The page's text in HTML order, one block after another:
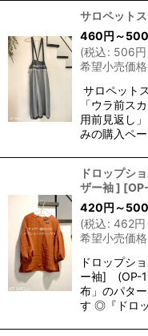
サロペット
460円 ～500
(税込: 506円
希望小売価格
サロペット
「ウラ前ス
用前見返し
みの購入ペ
ドロップシ
ザー袖 ] [
420円 ～500
(税込: 462円
希望小売価格
ドロップシ
ー袖] (OP-
布」のパタ
す ◎『ドロ